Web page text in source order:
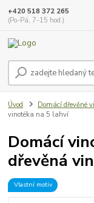
+420 518 372 265
(Po-Pá, 7-15 hod.)
Úvod Domácí dřevěné
vinotéka na 5 lahví
Domácí
dřevěná
Vlastní motiv